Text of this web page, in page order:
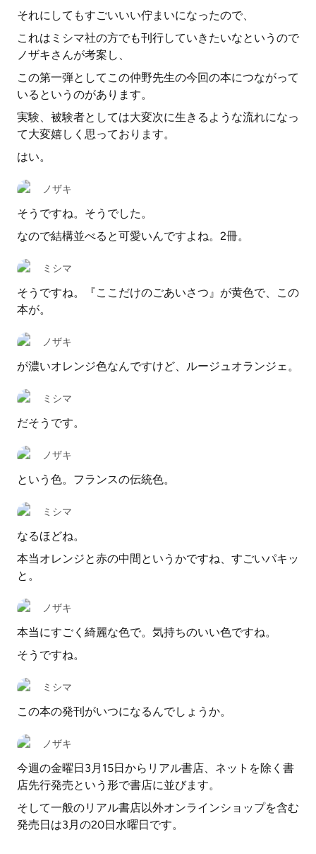
それにしてもすごいいい佇まいになったので、
これはミシマ社の方でも刊行していきたいなというので
ノザキさんが考案し、
この第一弾としてこの仲野先生の今回の本につながって
いるというのがあります。
実験、被験者としては大変次に生きるような流れになっ
て大変嬉しく思っております。
はい。
ノザキ
そうですね。そうでした。
なので結構並べると可愛いんですよね。2冊。
ミシマ
そうですね。『ここだけのごあいさつ』が黄色で、この
本が。
ノザキ
が濃いオレンジ色なんですけど、ルージュオランジェ。
ミシマ
だそうです。
ノザキ
という色。フランスの伝統色。
ミシマ
なるほどね。
本当オレンジと赤の中間というかですね、すごいパキッ
と。
ノザキ
本当にすごく綺麗な色で。気持ちのいい色ですね。
そうですね。
ミシマ
この本の発刊がいつになるんでしょうか。
ノザキ
今週の金曜日3月15日からリアル書店、ネットを除く書
店先行発売という形で書店に並びます。
そして一般のリアル書店以外オンラインショップを含む
発売日は3月の20日水曜日です。